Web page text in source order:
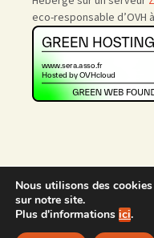
eco-responsable d’OVH
Accueil |
Admin
Nous utilisons des
sur notre site.
Plus d'informations ici.